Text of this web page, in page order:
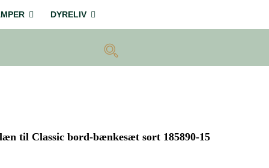
DYRELIV
til Classic bord-bænkesæt sort 185890-15